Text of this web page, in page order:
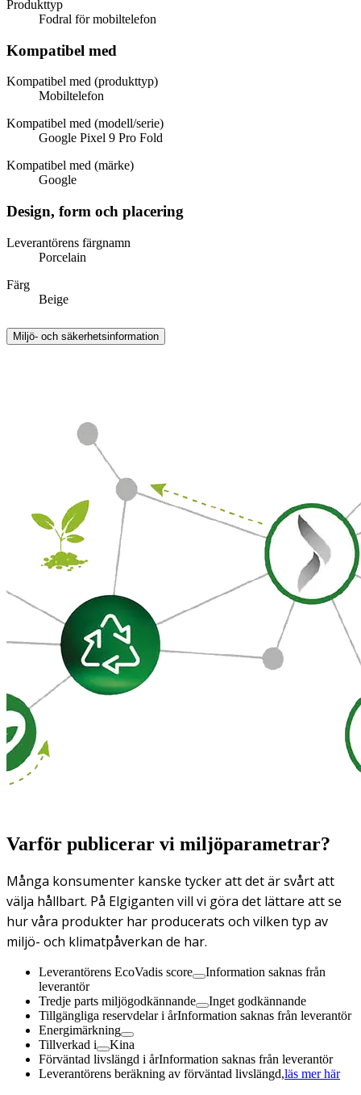
Produkttyp
Fodral för mobiltelefon
Kompatibel med
Kompatibel med (produkttyp)
Mobiltelefon
Kompatibel med (modell/serie)
Google Pixel 9 Pro Fold
Kompatibel med (märke)
Google
Design, form och placering
Leverantörens färgnamn
Porcelain
Färg
Beige
Miljö- och säkerhetsinformation
Varför publicerar vi miljöparametrar?
Många konsumenter kanske tycker att det är svårt att
välja hållbart. På Elgiganten vill vi göra det lättare att se
hur våra produkter har producerats och vilken typ av
miljö- och klimatpåverkan de har.
Leverantörens EcoVadis score
Information saknas från
leverantör
Tredje parts miljögodkännande
Inget godkännande
Tillgängliga reservdelar i årInformation saknas från leverantör
Energimärkning
Tillverkad i
Kina
Förväntad livslängd i årInformation saknas från leverantör
Leverantörens beräkning av förväntad livslängd,läs mer här